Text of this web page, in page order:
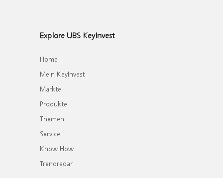
Explore UBS KeyInvest
Home
Mein KeyInvest
Märkte
Produkte
Themen
Service
Know How
Trendradar